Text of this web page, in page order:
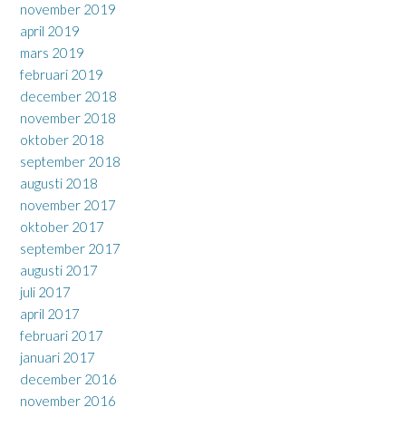
november 2019
april 2019
mars 2019
februari 2019
december 2018
november 2018
oktober 2018
september 2018
augusti 2018
november 2017
oktober 2017
september 2017
augusti 2017
juli 2017
april 2017
februari 2017
januari 2017
december 2016
november 2016